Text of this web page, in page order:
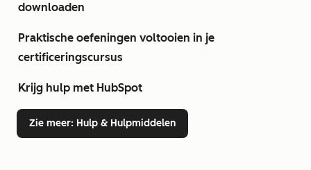
downloaden
Praktische oefeningen voltooien in je
certificeringscursus
Krijg hulp met HubSpot
Zie meer: Hulp & Hulpmiddelen